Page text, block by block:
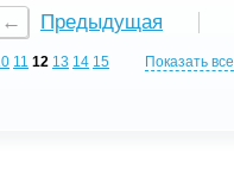
← Предыдущая
11 12 13 14 15 Показать все